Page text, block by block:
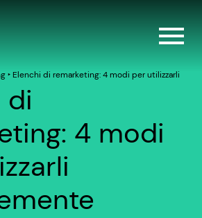
‣ Elenchi di remarketing: 4 modi per utilizzarli
di
4 modi